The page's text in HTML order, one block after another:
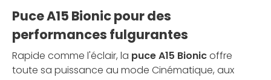
Puce A15 Bionic pour des
performances fulgurantes
Rapide comme l'éclair, la puce A15 Bionicoffre
toute sa puissance au mode Cinématique, aux